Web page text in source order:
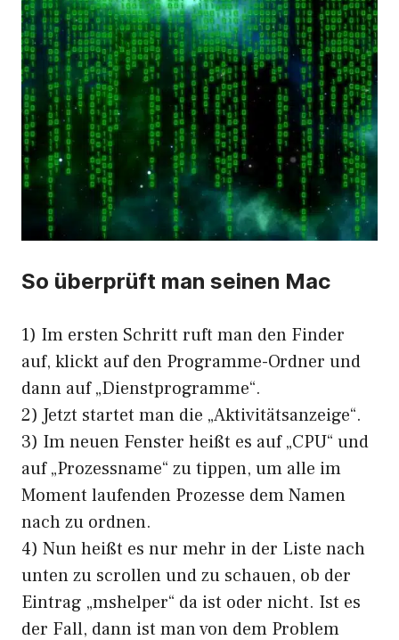
So überprüft man seinen Mac
1) Im ersten Schritt ruft man den Finder
auf, klickt auf den Programme-Ordner und
dann auf „Dienstprogramme“.
2) Jetzt startet man die „Aktivitätsanzeige“.
3) Im neuen Fenster heißt es auf „CPU“ und
auf „Prozessname“ zu tippen, um alle im
Moment laufenden Prozesse dem Namen
nach zu ordnen.
4) Nun heißt es nur mehr in der Liste nach
unten zu scrollen und zu schauen, ob der
Eintrag „mshelper“ da ist oder nicht. Ist es
der Fall, dann ist man von dem Problem